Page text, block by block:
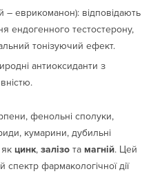
– еврикоманон): відповідають
ендогенного тестостерону,
тонізуючий ефект.
антиоксиданти з
фенольні сполуки,
кумарини, дубильні
цинк, залізо та магній. Цей
фармакологічної дії